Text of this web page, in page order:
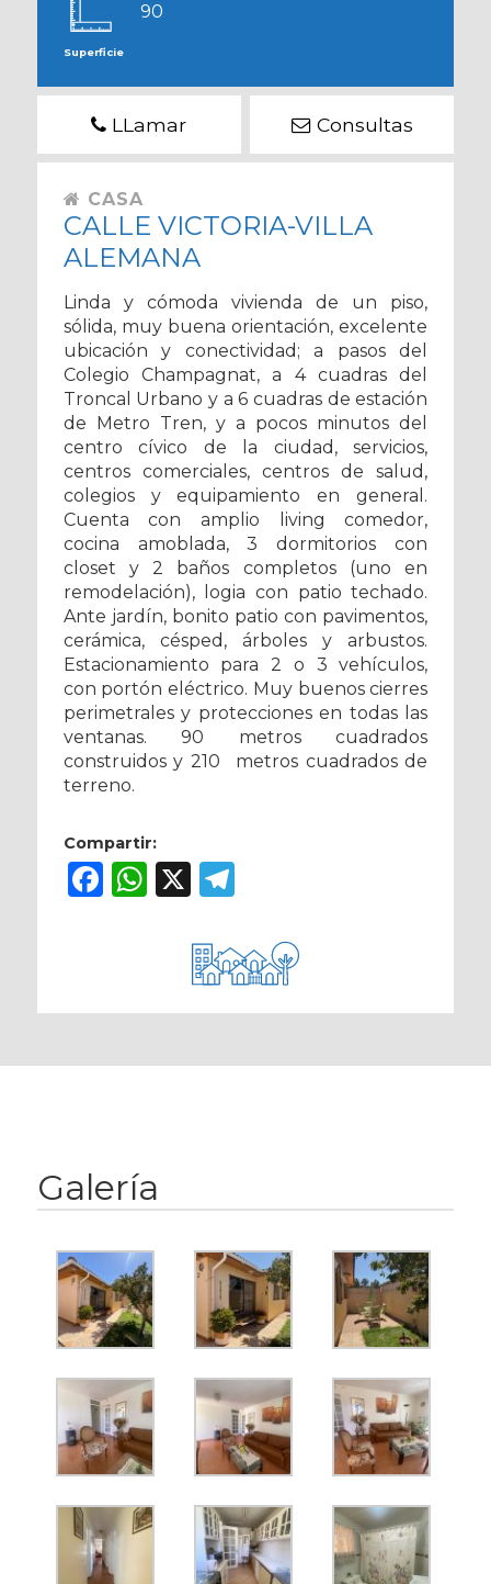
90
Superficie
LLamar Consultas
CASA
CALLE VICTORIA-VILLA
ALEMANA
Linda y cómoda vivienda de un piso,
sólida, muy buena orientación, excelente
ubicación y conectividad; a pasos del
Colegio Champagnat, a 4 cuadras del
Troncal Urbano y a 6 cuadras de estación
de Metro Tren, y a pocos minutos del
centro cívico de la ciudad, servicios,
centros comerciales, centros de salud,
colegios y equipamiento en general.
Cuenta con amplio living comedor,
cocina amoblada, 3 dormitorios con
closet y 2 baños completos (uno en
remodelación), logia con patio techado.
Ante jardín, bonito patio con pavimentos,
cerámica, césped, árboles y arbustos.
Estacionamiento para 2 o 3 vehículos,
con portón eléctrico. Muy buenos cierres
perimetrales y protecciones en todas las
ventanas. 90 metros cuadrados
construidos y 210 metros cuadrados de
terreno.
Compartir:
Facebook
WhatsApp
X Telegram
Galería